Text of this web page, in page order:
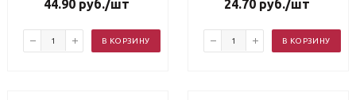
44.90 руб./шт
В КОРЗИНУ
24.70 руб./шт
В КОРЗИНУ